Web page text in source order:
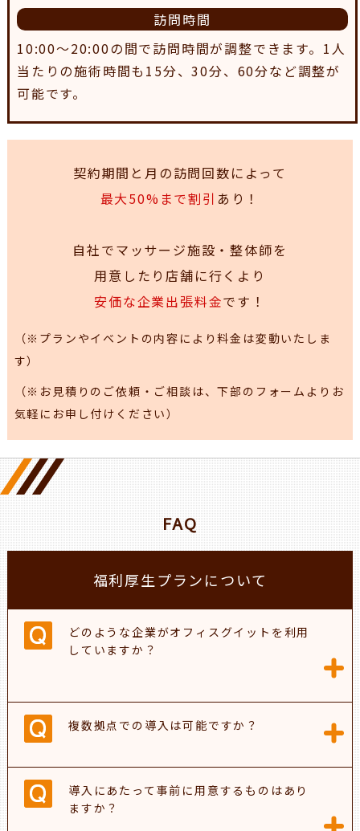
訪問時間
10:00～20:00の間で訪問時間が調整できます。1人
当たりの施術時間も15分、30分、60分など調整が
可能です。
契約期間と月の訪問回数によって
最大50%まで割引 あり！
自社でマッサージ施設・整体師を
用意したり店舗に行くより
安価な企業出張料金です！
（※プランやイベントの内容により料金は変動いたしま
す）
（※お見積りのご依頼・ご相談は、下部のフォームよりお
気軽にお申し付けください）
FAQ
福利厚生プランについて
どのような企業がオフィスグイットを利用
していますか？
複数拠点での導入は可能ですか？
導入にあたって事前に用意するものはあり
ますか？